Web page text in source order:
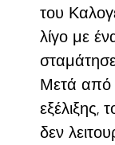
του
λίγο με
Μετά από
εξέλιξης,
δεν